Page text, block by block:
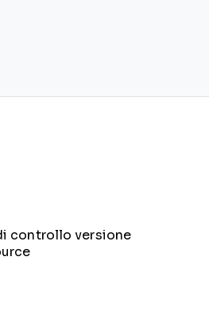
controllo versione